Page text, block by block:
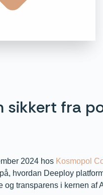
sikkert fra
2024 hos Kosmopol
hvordan Deeploy
og transparens i kernen af